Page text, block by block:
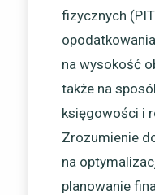
fizycznych
na wysokość
także na
księgowości i
Zrozumienie
na
planowanie